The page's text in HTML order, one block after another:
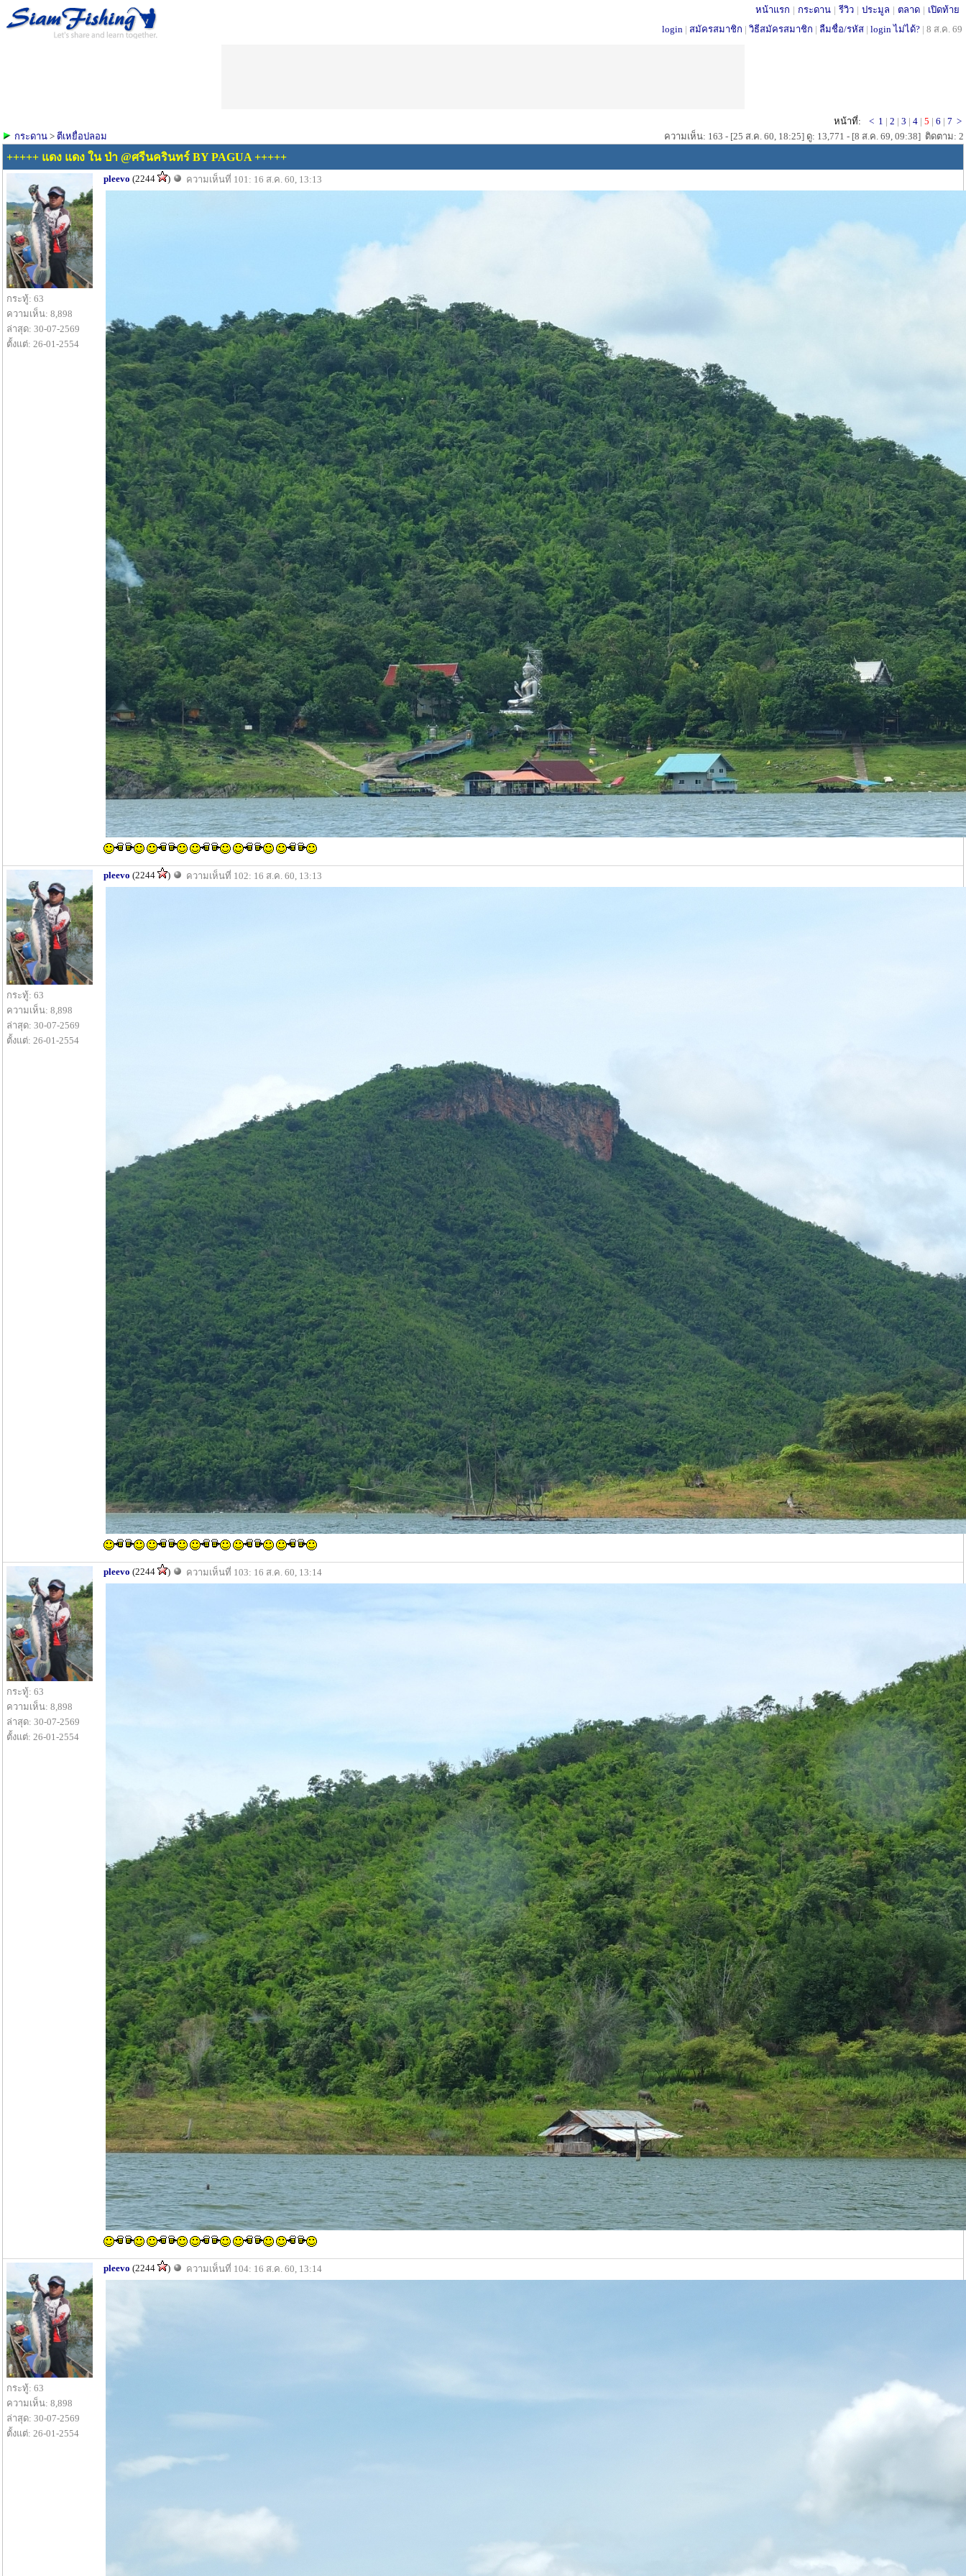
หน้าแรก | กระดาน | รีวิว | ประมูล | ตลาด | เปิดท้าย
login | สมัครสมาชิก | วิธีสมัครสมาชิก | ลืมชื่อ/รหัส | login ไม่ได้? | 8 ส.ค. 69
หน้าที่: < 1 | 2 | 3 | 4 | 5 | 6 | 7 >
กระดาน > ตีเหยื่อปลอม ความเห็น: 163 - [25 ส.ค. 60, 18:25] ดู: 13,771 - [8 ส.ค. 69, 09:38] ติดตาม: 2
+++++ แดง แดง ใน ป่า @ศรีนครินทร์ BY PAGUA +++++
กระทู้: 63
ความเห็น: 8,898
ล่าสุด: 30-07-2569
ตั้งแต่: 26-01-2554
pleevo (2244 ) ความเห็นที่ 101: 16 ส.ค. 60, 13:13
กระทู้: 63
ความเห็น: 8,898
ล่าสุด: 30-07-2569
ตั้งแต่: 26-01-2554
pleevo (2244 ) ความเห็นที่ 102: 16 ส.ค. 60, 13:13
กระทู้: 63
ความเห็น: 8,898
ล่าสุด: 30-07-2569
ตั้งแต่: 26-01-2554
pleevo (2244 ) ความเห็นที่ 103: 16 ส.ค. 60, 13:14
กระทู้: 63
ความเห็น: 8,898
ล่าสุด: 30-07-2569
ตั้งแต่: 26-01-2554
pleevo (2244 ) ความเห็นที่ 104: 16 ส.ค. 60, 13:14